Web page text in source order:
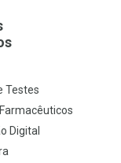
Testes
Digital